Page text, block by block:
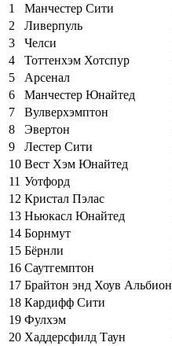
1
Манчестер Сити
2
Ливерпуль
3
Челси
4
Тоттенхэм Хотспур
5
Арсенал
6
Манчестер Юнайтед
7
Вулверхэмптон
8
Эвертон
9
Лестер Сити
10 Вест Хэм Юнайтед
11 Уотфорд
12 Кристал Пэлас
13 Ньюкасл Юнайтед
14 Борнмут
15 Бёрнли
16 Саутгемптон
17 Брайтон энд Хоув Альбион
18 Кардифф Сити
19 Фулхэм
20 Хаддерсфилд Таун